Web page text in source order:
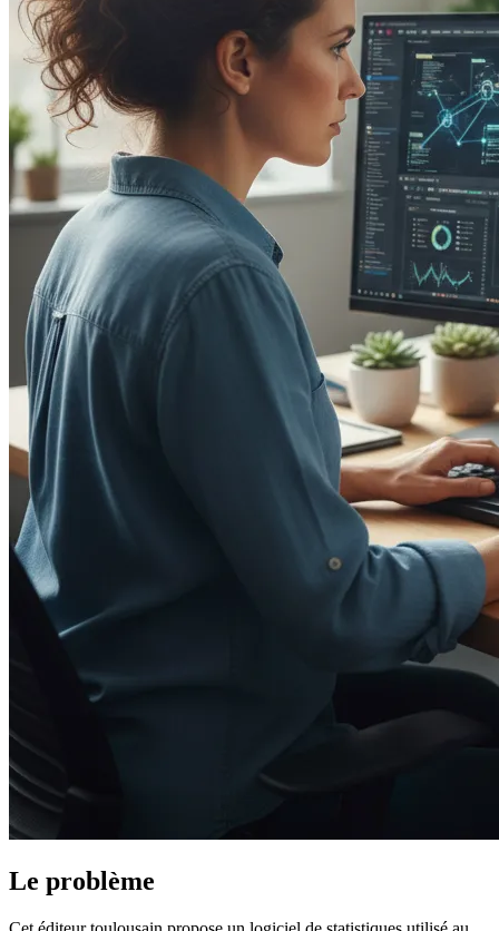
Le problème